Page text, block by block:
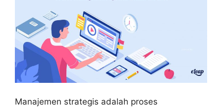
Manajemen strategis adalah proses